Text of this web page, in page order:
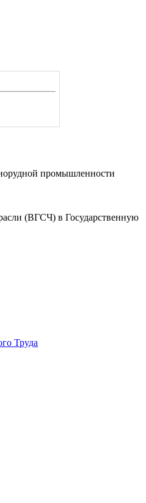
промышленности
(ВГСЧ) в Государственную
Труда